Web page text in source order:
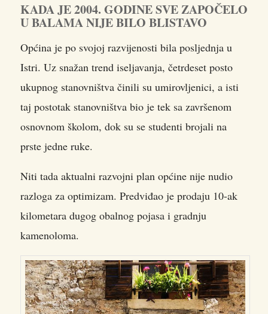
KADA JE 2004. GODINE SVE ZAPOČELO
U BALAMA NIJE BILO BLISTAVO
Općina je po svojoj razvijenosti bila posljednja u
Istri. Uz snažan trend iseljavanja, četrdeset posto
ukupnog stanovništva činili su umirovljenici, a isti
taj postotak stanovništva bio je tek sa završenom
osnovnom školom, dok su se studenti brojali na
prste jedne ruke.
Niti tada aktualni razvojni plan općine nije nudio
razloga za optimizam. Predviđao je prodaju 10-ak
kilometara dugog obalnog pojasa i gradnju
kamenoloma.